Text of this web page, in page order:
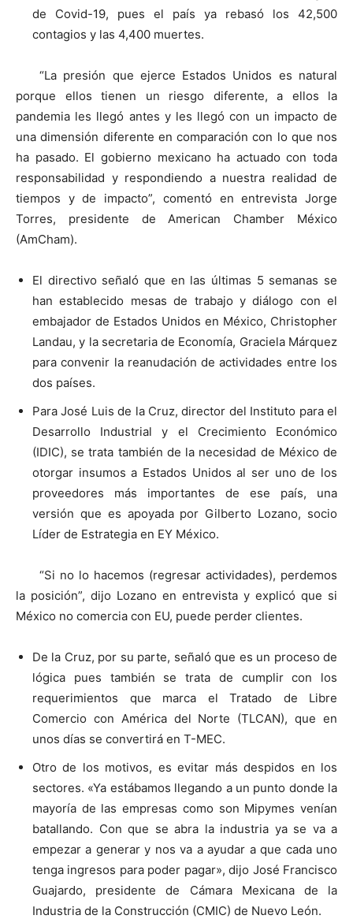
de Covid-19, pues el país ya rebasó los 42,500
contagios y las 4,400 muertes.
“La presión que ejerce Estados Unidos es natural
porque ellos tienen un riesgo diferente, a ellos la
pandemia les llegó antes y les llegó con un impacto de
una dimensión diferente en comparación con lo que nos
ha pasado. El gobierno mexicano ha actuado con toda
responsabilidad y respondiendo a nuestra realidad de
tiempos y de impacto”, comentó en entrevista Jorge
Torres, presidente de American Chamber México
(AmCham).
El directivo señaló que en las últimas 5 semanas se
han establecido mesas de trabajo y diálogo con el
embajador de Estados Unidos en México, Christopher
Landau, y la secretaria de Economía, Graciela Márquez
para convenir la reanudación de actividades entre los
dos países.
Para José Luis de la Cruz, director del Instituto para el
Desarrollo Industrial y el Crecimiento Económico
(IDIC), se trata también de la necesidad de México de
otorgar insumos a Estados Unidos al ser uno de los
proveedores más importantes de ese país, una
versión que es apoyada por Gilberto Lozano, socio
Líder de Estrategia en EY México.
“Si no lo hacemos (regresar actividades), perdemos
la posición”, dijo Lozano en entrevista y explicó que si
México no comercia con EU, puede perder clientes.
De la Cruz, por su parte, señaló que es un proceso de
lógica pues también se trata de cumplir con los
requerimientos que marca el Tratado de Libre
Comercio con América del Norte (TLCAN), que en
unos días se convertirá en T-MEC.
Otro de los motivos, es evitar más despidos en los
sectores. «Ya estábamos llegando a un punto donde la
mayoría de las empresas como son Mipymes venían
batallando. Con que se abra la industria ya se va a
empezar a generar y nos va a ayudar a que cada uno
tenga ingresos para poder pagar», dijo José Francisco
Guajardo, presidente de Cámara Mexicana de la
Industria de la Construcción (CMIC) de Nuevo León.